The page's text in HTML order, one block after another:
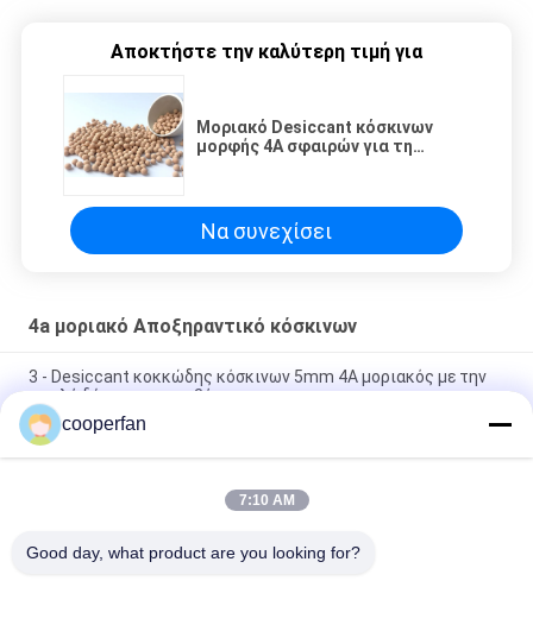
Αποκτήστε την καλύτερη τιμή για
Μοριακό Desiccant κόσκινων
μορφής 4A σφαιρών για τη
Να συνεχίσει
4a μοριακό Αποξηραντικό κόσκινων
3 - Desiccant κοκκώδης κόσκινων 5mm 4A μοριακός με την
υψηλή δύναμη συντριβής
Προσρόφησης μοριακή αποθήκευση θέσεων κόσκινων 4A
κοκκώδης ξηρά και αερισμένη
Μοριακό κόσκινο 4A που στεγνώνει 25kg/Bag για το
cooperfan
7:10 AM
Good day, what product are you looking for?